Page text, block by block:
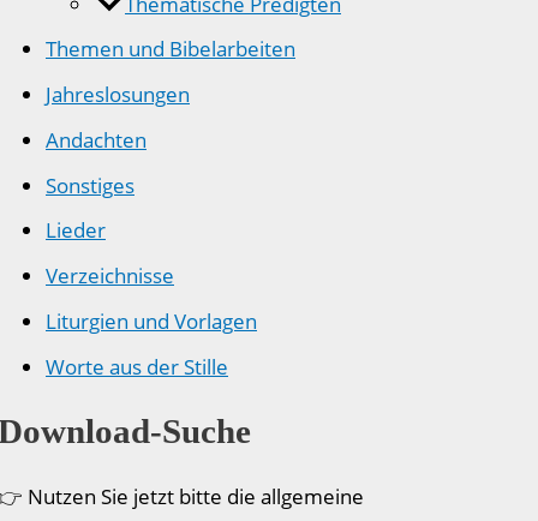
Themen und Bibelarbeiten
Jahreslosungen
Andachten
Sonstiges
Lieder
Verzeichnisse
Liturgien und Vorlagen
Worte aus der Stille
Suche
Nutzen Sie jetzt bitte die allgemeine